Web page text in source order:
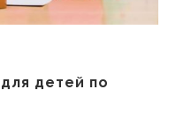
детей по